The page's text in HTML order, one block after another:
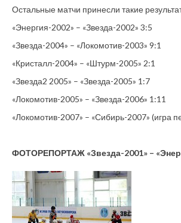
Остальные матчи принесли такие
«Энергия-2002» – «Звезда-2002» 3:5
«Звезда-2004» – «Локомотив-2003» 9:1
«Кристалл-2004» – «Штурм-2005» 2:1
«Звезда2 2005» – «Звезда-2005» 1:7
«Локомотив-2005» – «Звезда-2006» 1:11
«Локомотив-2007» – «Сибирь-2007» (игра
ФОТОРЕПОРТАЖ «Звезда-2001» –